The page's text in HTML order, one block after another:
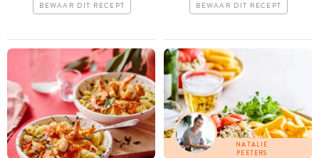
BEWAAR DIT RECEPT BEWAAR DIT RECEPT
NATALIE
PEETERS